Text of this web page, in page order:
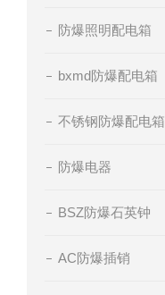
防爆照明配电箱
bxmd防爆配电箱
不锈钢防爆配电箱
防爆电器
BSZ防爆石英钟
AC防爆插销